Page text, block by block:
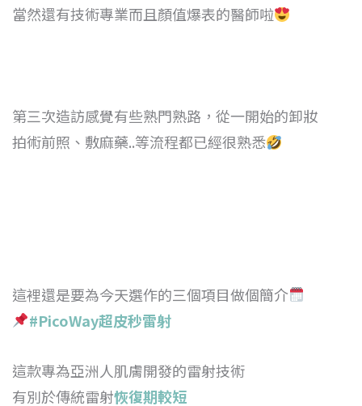
當然還有技術專業而且顏值爆表的醫師啦
第三次造訪感覺有些熟門熟路，從一開始的卸妝
拍術前照、敷麻藥..等流程都已經很熟悉
這裡還是要為今天選作的三個項目做個簡介
#PicoWay超皮秒雷射
這款專為亞洲人肌膚開發的雷射技術
有別於傳統雷射恢復期較短